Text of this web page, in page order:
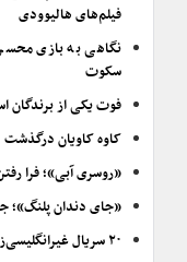
فیلم‌های هالیوودی
نگاهی به بازی
سکوت
فوت یکی از برندگان
کاوه کاویان درگذشت
«روسری آبی»؛ فرا
«جای دندان پلنگ»؛
۲۰ سریال غیرانگلیسی‌زبان برگزیده سال‌های اخیر